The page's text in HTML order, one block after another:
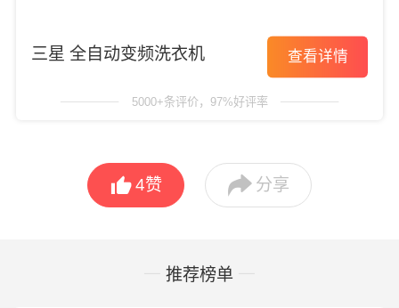
三星 全自动变频洗衣机 查看详情
5000+条评价，97%好评率
4赞  分享
推荐榜单